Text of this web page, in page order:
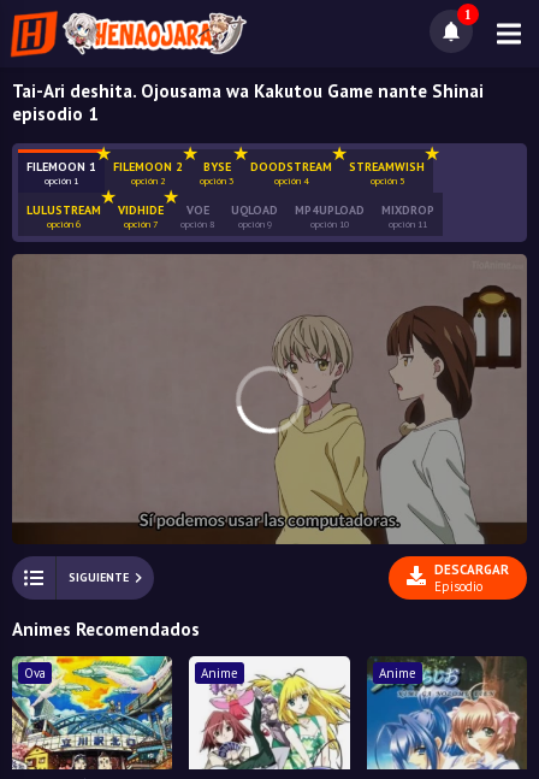
1
Tai-Ari deshita. Ojousama wa Kakutou Game nante Shinai
episodio 1
FILEMOON 1
opción 1
FILEMOON 2
opción 2
BYSE
opción 3
DOODSTREAM
opción 4
STREAMWISH
opción 5
LULUSTREAM
opción 6
VIDHIDE
opción 7
VOE
opción 8
UQLOAD
opción 9
MP4UPLOAD
opción 10
MIXDROP
opción 11
SIGUIENTE
DESCARGAR
Episodio
Animes Recomendados
Ova Anime Anime